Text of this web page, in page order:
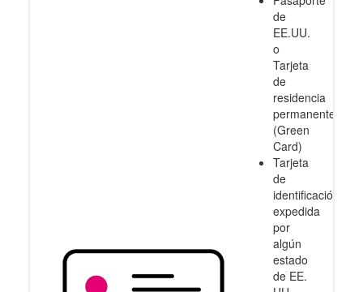
de
EE.UU.
o
Tarjeta
de
residencia
permanente
(Green
Card)
Tarjeta
de
identificación
expedida
por
algún
estado
de EE.